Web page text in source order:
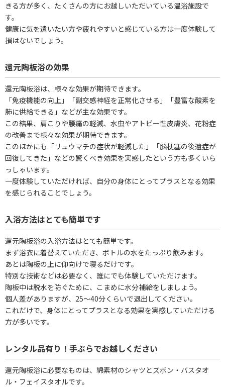
きる方が多く、たくさんの方にお越しいただいている温浴施設で
す。
健康に気を遣いたい方や疲れやすいと感じている方は一度体験して
損はないでしょう。
還元陶板浴の効果
還元陶板浴は、様々な効果が期待できます。
「免疫機能の向上」「副交感神経を正常化させる」「豊富な酸素を
肺に供給できる」などが主な効果です。
この結果、肩こりや腰痛の軽減、水虫やアトピー性皮膚炎、花粉症
の改善まで様々な効果が期待できます。
このほかにも「リュウマチの症状が軽減した」「脳梗塞の後遺症が
回復してきた」などの驚くべき効果を実感したという方も多くいら
っしゃいます。
一度体験していただければ、自分の身体にとってプラスとなる効果
を感じられることでしょう。
入浴方法はとても簡単です
還元陶板浴の入浴方法はとても簡単です。
まず浴衣に着替えていただき、ボトルの水をたっぷり飲みます。
あとは陶板の上に仰向けで寝るだけです。
特別な技術などは必要なく、誰にでも体験していただけます。
陶板中は脱水を防ぐために、こまめに水分補給をしましょう。
個人差がありますが、25～40分くらいで退出してください。
これだけで、身体にとってプラスとなる効果を実感していただける
方が多いです。
レンタル品有り！手ぶらでお越しください
還元陶板浴に必要なものは、綿素材のシャツとズボン・バスタオ
ル・フェイスタオルです。